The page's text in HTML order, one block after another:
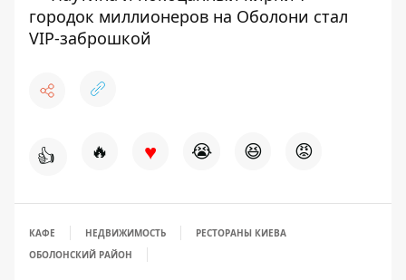
городок миллионеров на Оболони стал
VIP-заброшкой
👍 🔥 ♥ 😭 😆 😡
КАФЕ НЕДВИЖИМОСТЬ
РЕСТОРАНЫ КИЕВА
ОБОЛОНСКИЙ РАЙОН